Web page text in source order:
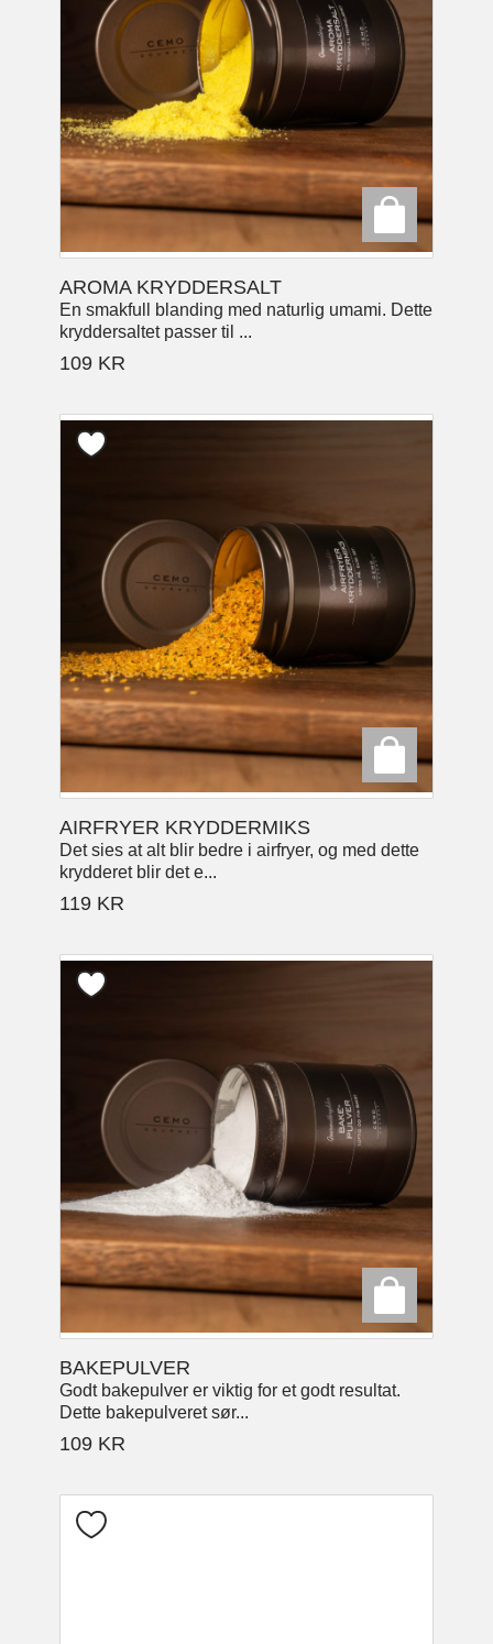
AROMA KRYDDERSALT
En smakfull blanding med naturlig umami. Dette
kryddersaltet passer til ...
109 KR
AIRFRYER KRYDDERMIKS
Det sies at alt blir bedre i airfryer, og med dette
krydderet blir det e...
119 KR
BAKEPULVER
Godt bakepulver er viktig for et godt resultat.
Dette bakepulveret sør...
109 KR